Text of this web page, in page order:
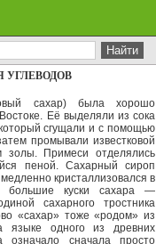
УГЛЕВОДОВ
сахар) была хорошо
Её выделяли из сока
сгущали и с помощью
промывали известковой
золы. Примеси отде­лялись
пе­ной. Сахарный сироп
кристаллизо­вался в
большие куски сахара —
сахарного тростника
«сахар» то­же «родом» из
языке одного из древних
означало сначала про­сто